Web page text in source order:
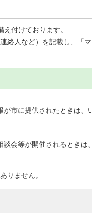
付けております。
絡人など）を記載し、「
が市に提供されたときは、
会等が開催されるときは
りません。